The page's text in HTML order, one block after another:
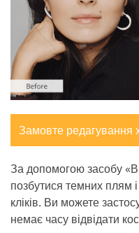
Замовте редагування
За допомогою засобу
позбутися темних плям
кліків. Ви можете
немає часу відвідати